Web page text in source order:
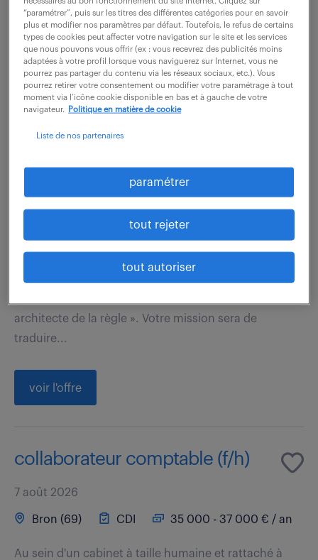
voir l'offre
paramétrage (f/h)
45 000 - 55 000 € / an
classique, et cela tombe bien : nous ne cherchons
architecte de la règle ». Votre mission sera de
traduire...
voir l'offre
collaborateur comptable (f/h)
7 août 2026
Bron (69) CDI 35 000 - 37 000 € / an
Au sein d'un cabinet à taille humaine et rattaché à
“paramétrer”, puis sur les titres des différentes catégories pour en savoir
plus et modifier nos paramètres par défaut. Toutefois, le refus de certains
types de cookies peut affecter votre navigation sur le site et les services
que nous pouvons vous offrir (ex : vous recevrez des publicités moins
adaptées à votre profil lorsque vous naviguerez sur Internet, vous ne
pourrez pas partager du contenu via les réseaux sociaux, etc.). Vous
pourrez retirer votre consentement ou modifier votre paramétrage à tout
moment via l’icône cookie disponible en bas et à gauche de votre
navigateur.
Politique en matière de cookie
Liste de nos partenaires
paramétrer
tout rejeter
tout autoriser